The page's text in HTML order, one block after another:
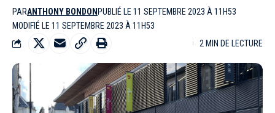
PARANTHONY BONDON PUBLIÉ LE 11 SEPTEMBRE 2023 À 11H53
MODIFIÉ LE 11 SEPTEMBRE 2023 À 11H53
2 MIN DE LECTURE